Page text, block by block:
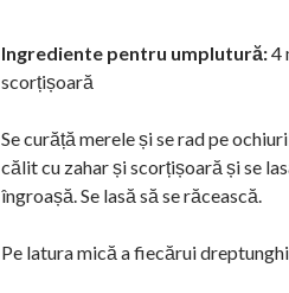
Ingrediente pentru umplutură:4
scorțișoară
Se curăță merele și se rad pe
călit cu zahar și scorțișoară și se
îngroașă. Se lasă să se răcească.
Pe latura mică a fiecărui